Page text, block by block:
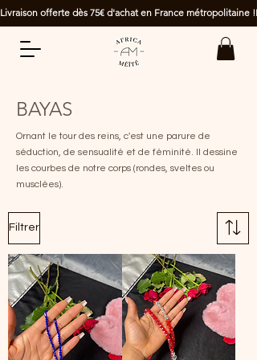
Livraison offerte dès 75€ d'achat en France métropolitaine !
BAYAS
Ornant le tour des reins, c'est une parure de
séduction, de sensualité et de féminité. Il dessine
les courbes de notre corps (rondes, sveltes ou
musclées).
Filtrer